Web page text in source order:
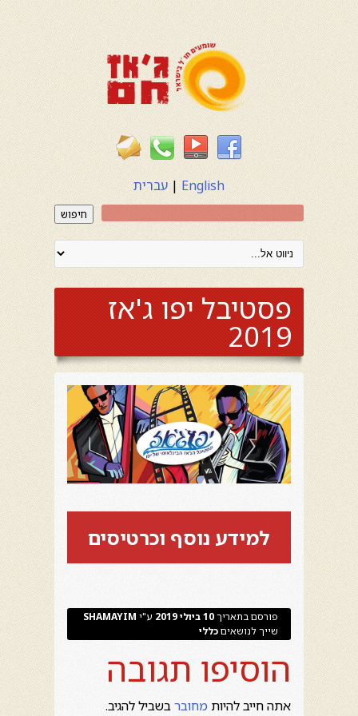
English
| עברית
חיפוש
פסטיבל יפו ג'אז
2019
למידע נוסף וכרטיסים
פורסם בתאריך10 ביולי 2019 ע"י SHAMAYIM
שייך לנושאיםכללי
הוסיפו תגובה
אתה חייב להיותמחוברבשביל להגיב.